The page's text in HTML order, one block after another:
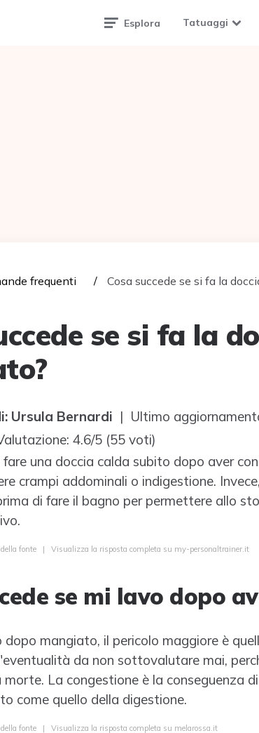
Esplora Tatuaggi
frequenti Cosa succede se si fa la
se si fa la
Ursula Bernardi | Ultimo
4.6/5 (55 voti)
fare una doccia calda subito dopo aver
crampi addominali o indigestione.
di fare il bagno per permettere allo
fonte | Visualizza la risposta completa su my-personaltrainer.it
se mi lavo dopo
dopo mangiato, il pericolo maggiore è
da non sottovalutare mai,
morte. La congestione è la conseguenza
come quello della digestione.
fonte | Visualizza la risposta completa su melarossa.it